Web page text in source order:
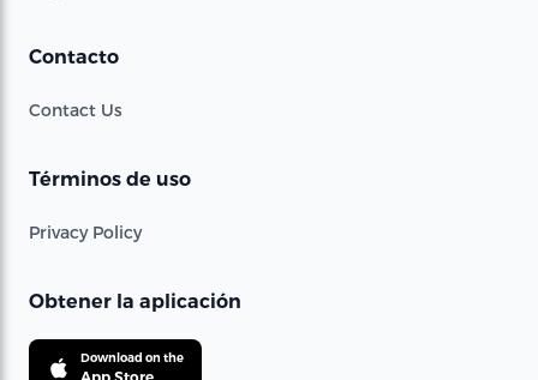
Contacto
Contact Us
Términos de uso
Privacy Policy
Obtener la aplicación
Download on the